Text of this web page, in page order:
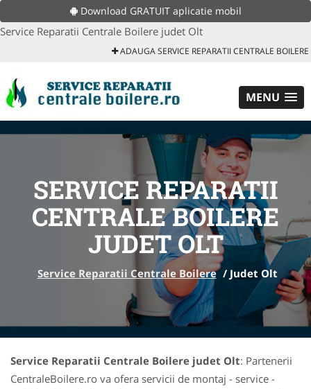
Download GRATUIT aplicatie mobil
Service Reparatii Centrale Boilere judet Olt
ADAUGA SERVICE REPARATII CENTRALE BOILERE
MENU
SERVICE REPARATII
CENTRALE BOILERE
JUDET OLT
Service Reparatii Centrale Boilere / Judet Olt
Service Reparatii Centrale Boilere judet Olt: Partenerii
CentraleBoilere.ro va ofera servicii de montaj - service -